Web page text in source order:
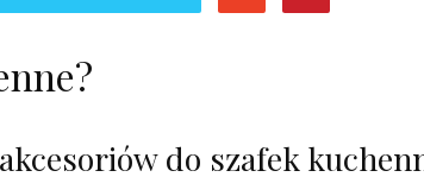
do szafek